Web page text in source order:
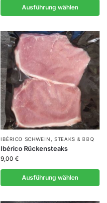
Ausführung wählen
IBÉRICO SCHWEIN , STEAKS & BBQ
Ibérico Rückensteaks
9,00 €
Ausführung wählen